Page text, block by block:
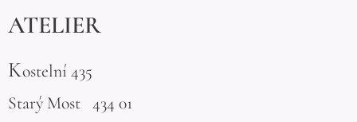
ATELIER
Kostelní 435
Starý Most 434 01